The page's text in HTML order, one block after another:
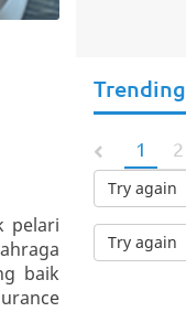
pelari
baik
Trending
1 2
Try again
Try again